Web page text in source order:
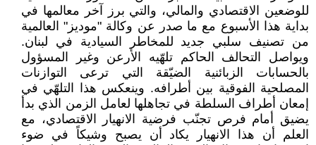
للوضعين الاقتصادي والمالي، والتي برز آخر معالمها في
بداية هذا الأسبوع مع ما صدر عن وكالة "موديز" العالمية
من تصنيف سلبي جديد للمخاطر السيادية في لبنان.
ويواصل التحالف الحاكم تلهّيه الأرعن وغير المسؤول
بالحسابات الزبائنية الضيّقة التي ترعى التوازنات
المصلحية الفوقية بين أطرافه. وينعكس هذا التلهّي في
إمعان أطراف السلطة في تجاهلها لعامل الزمن الذي بدأ
يضيق أمام فرص تجنّب فرضية الانهيار الاقتصادي، مع
العلم أن هذا الانهيار يكاد أن يصبح وشيكاً في ضوء